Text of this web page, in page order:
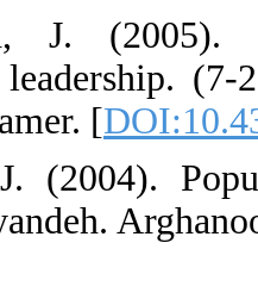
46. Smyth,
educational
47. Story, J.
Hossein